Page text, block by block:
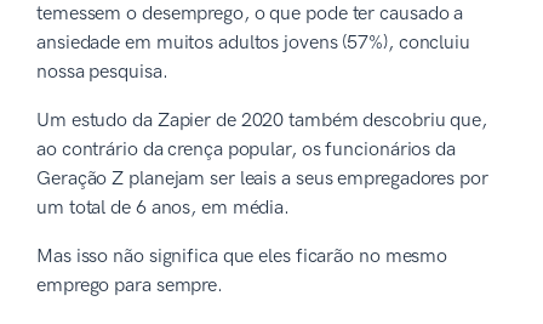
temessem o desemprego, o que pode ter causado a
ansiedade em muitos adultos jovens (57%), concluiu
nossa pesquisa.
Um estudo da Zapier de 2020 também descobriu que,
ao contrário da crença popular, os funcionários da
Geração Z planejam ser leais a seus empregadores por
um total de 6 anos, em média.
Mas isso não significa que eles ficarão no mesmo
emprego para sempre.